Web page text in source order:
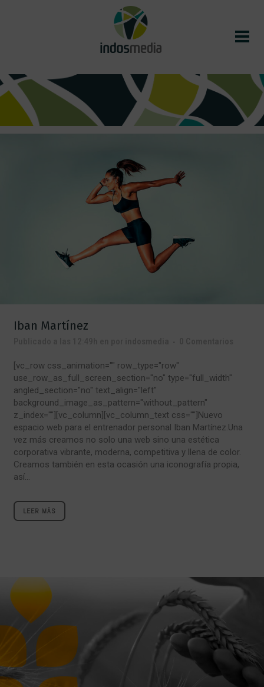
Iban Martínez
[vc_row css_animation="" row_type="row"
use_row_as_full_screen_section="no" type="full_width"
angled_section="no" text_align="left"
background_image_as_pattern="without_pattern"
z_index=""][vc_column][vc_column_text css=""]Nuevo
espacio web para el entrenador personal Iban Martínez.Una
vez más creamos no solo una web sino una estética
corporativa vibrante, moderna, competitiva y llena de color.
Creamos también en esta ocasión una iconografía propia,
así...
LEER MÁS